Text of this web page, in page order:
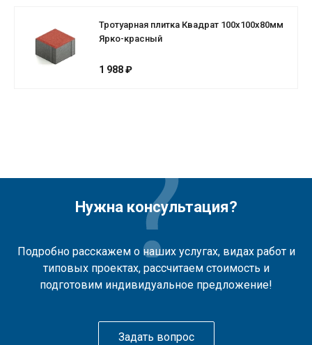
Тротуарная плитка Квадрат 100х100х80мм
Ярко-красный
1 988 ₽
Нужна консультация?
Подробно расскажем о наших услугах, видах работ и
типовых проектах, рассчитаем стоимость и
подготовим индивидуальное предложение!
Задать вопрос